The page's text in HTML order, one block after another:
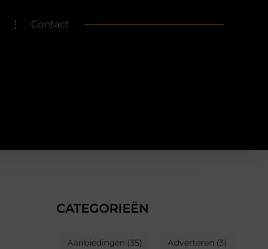
Contact
CATEGORIEËN
Aanbiedingen (35) Adverteren (3)